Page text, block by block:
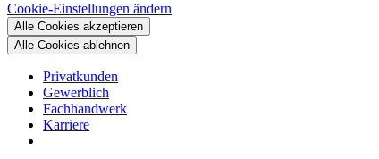
Cookie-Einstellungen ändern
Alle Cookies akzeptieren
Alle Cookies ablehnen
Privatkunden
Gewerblich
Fachhandwerk
Karriere